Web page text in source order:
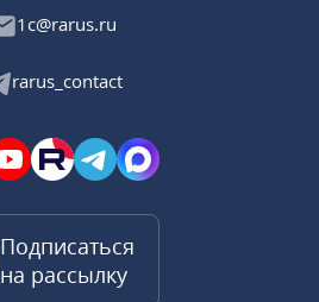
1c@rarus.ru
rarus_contact
Подписаться
на рассылку